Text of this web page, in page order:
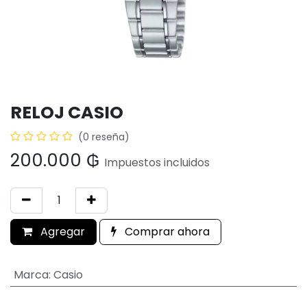
RELOJ CASIO
(0 reseña)
200.000 ₲ Impuestos incluidos
Agregar Comprar ahora
Marca: Casio